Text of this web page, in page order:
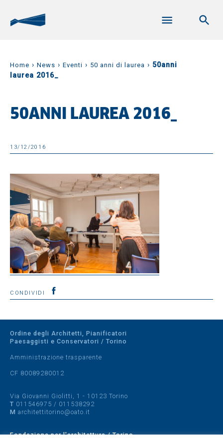
Home › News › Eventi › 50 anni di laurea › 50anni
laurea 2016_
50ANNI LAUREA 2016_
13/12/2016
CONDIVIDI
Ordine degli Architetti, Pianificatori
Paesaggisti e Conservatori / Torino
Amministrazione trasparente
CF 80089280012
Via Giovanni Giolitti, 1 - 10123 Torino
T 011546975 / 011538292
M architettitorino@oato.it
Fondazione per l'architettura / Torino